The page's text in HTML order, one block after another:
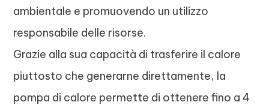
ambientale e promuovendo un utilizzo
responsabile delle risorse.
Grazie alla sua capacità di trasferire il calore
piuttosto che generarne direttamente, la
pompa di calore permette di ottenere fino a 4